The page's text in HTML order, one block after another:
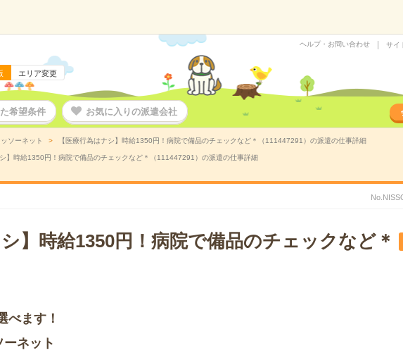
エリア変更
ヘルプ・お問い合わせ サイ
希望条件 お気に入りの派遣会社
ソーネット 【医療行為はナシ】時給1350円！病院で備品のチェックなど＊（111447291）の派遣の仕事詳細
シ】時給1350円！病院で備品のチェックなど＊（111447291）の派遣の仕事詳細
シ】時給1350円！病院で備品のチェックなど＊
ます！
ネット